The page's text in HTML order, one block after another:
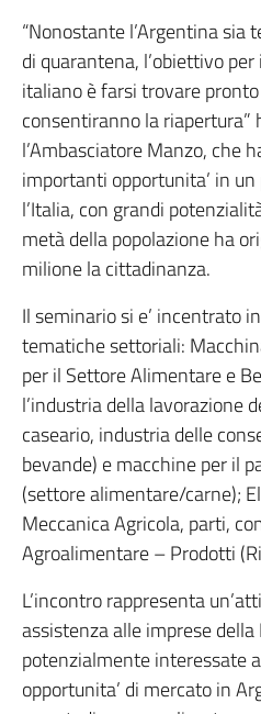
“Nonostante l’Argentina
di quarantena, l’obiettivo
italiano è farsi trovare
consentiranno la
l’Ambasciatore Manzo, che
importanti opportunita’ in
l’Italia, con grandi
metà della popolazione ha
milione la cittadinanza.
Il seminario si e’ incentrato
tematiche settoriali:
per il Settore Alimentare e
l’industria della lavorazione
caseario, industria delle
bevande) e macchine per il
(settore alimentare/carne);
Meccanica Agricola, parti,
Agroalimentare – Prodotti
L’incontro rappresenta
assistenza alle imprese
potenzialmente interessate
opportunita’ di mercato in